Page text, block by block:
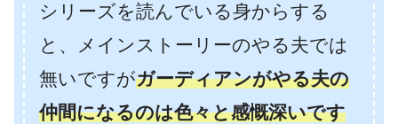
シリーズを読んでいる身からする
と、メインストーリーのやる夫では
無いですがガーディアンがやる夫の
仲間になるのは色々と感慨深いです